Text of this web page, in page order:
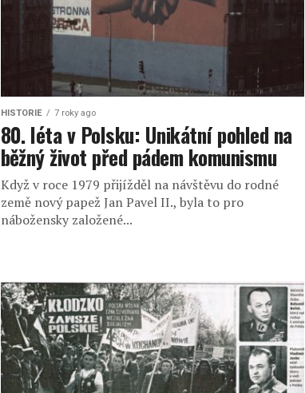
HISTORIE 7 roky ago
80. léta v Polsku: Unikátní pohled na
běžný život před pádem komunismu
Když v roce 1979 přijížděl na návštěvu do rodné
země nový papež Jan Pavel II., byla to pro
nábožensky založené...